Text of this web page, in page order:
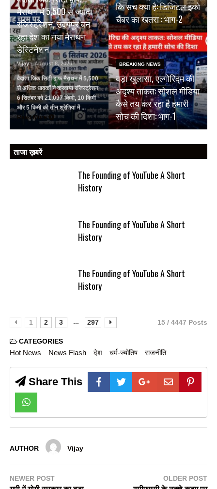
मैराथन में 5,500 से ज्यादा
रजिस्ट्रेशन, उदयपुर बन
रहा देश का नया मैराथन
डेस्टिनेशन
Vijay - August 8, 2026
वेदांता जिंक सिटी हाफ मैराथन में 5,500
से अधिक धावकों ने करवाया रजिस्ट्रेशन
6 सितंबर को 21.097 किमी, 10 किमी
और 5 किमी की तीन श्रेणियां में ...
Read More
कि सच क्या है: डिजिटल इको
चैंबर का खतरा : भाग-2
BREAKING NEWS
बड़ा खुलासा, एल्गोरिद्म की
अदृश्य ताकत: सोशल मीडिया
कैसे तय कर रहा है हमारी
सोच की दिशा: भाग-1
ताजा ख़बरें
The Founding of YouTube A Short
History
The Founding of YouTube A Short
History
The Founding of YouTube A Short
History
1 2 3 ... 297 15 / 4447 Posts
CATEGORIES
Hot News News Flash देश धर्म-ज्योतिष राजनीति
Share This
AUTHOR Vijay
NEWER POST OLDER POST